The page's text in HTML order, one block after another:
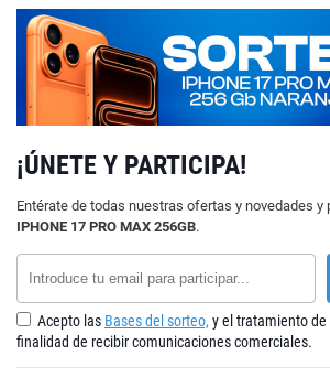
¡ÚNETE Y PARTICIPA!
Entérate de todas nuestras ofertas y novedades y
IPHONE 17 PRO MAX 256GB.
Acepto las Bases del sorteo, y el tratamiento
finalidad de recibir comunicaciones comerciales.